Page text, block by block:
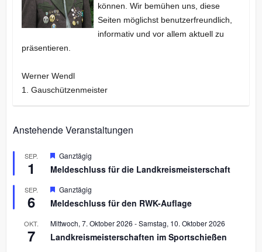
können. Wir bemühen uns, diese
Seiten möglichst benutzerfreundlich,
informativ und vor allem aktuell zu
präsentieren.
Werner Wendl
1. Gauschützenmeister
Anstehende Veranstaltungen
SEP.
1
H
r
o
r
e
h
o
Ganztägig
Meldeschluss für die Landkreismeisterschaft
SEP.
6
H
r
o
r
Ganztägig
Meldeschluss für den RWK-Auflage
OKT.
7
Mittwoch, 7. Oktober 2026 -Samstag, 10. Oktober 2026
Landkreismeisterschaften im Sportschießen